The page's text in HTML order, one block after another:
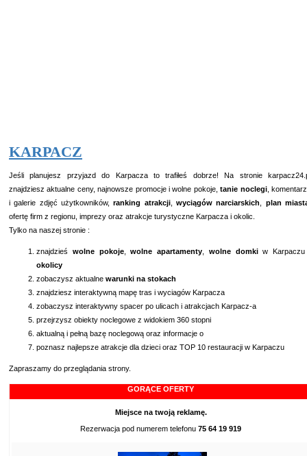
KARPACZ
Jeśli planujesz przyjazd do Karpacza to trafiłeś dobrze! Na stronie
znajdziesz aktualne ceny, najnowsze promocje i wolne pokoje,tanie noclegi,
igalerie zdjęć użytkowników,ranking atrakcji,wyciągów narciarskich
plan
ofertę firm z regionu imprezy oraz atrakcje turystyczne Karpacza i okolic.
Tylko na naszej stronie :
znajdzieś wolne pokoje,wolne apartamenty wolne domkiw
okolicy
zobaczysz aktualne warunki na stokach
znajdziesz interaktywną mapę tras i wyciagów Karpacza
zobaczysz interaktywny spacer po ulicach i atrakcjach Karpacz-a
przejrzysz obiekty noclegowe z widokiem 360 stopni
aktualną i pełną bazę noclegową oraz informacje o
poznasz najlepsze atrakcje dla dzieci oraz TOP 10 restauracji w Karpaczu
Zapraszamy do przeglądania strony.
GORĄCE OFERTY
Miejsce na twoją reklamę.
Rezerwacja pod numerem telefonu 75 64 19 919